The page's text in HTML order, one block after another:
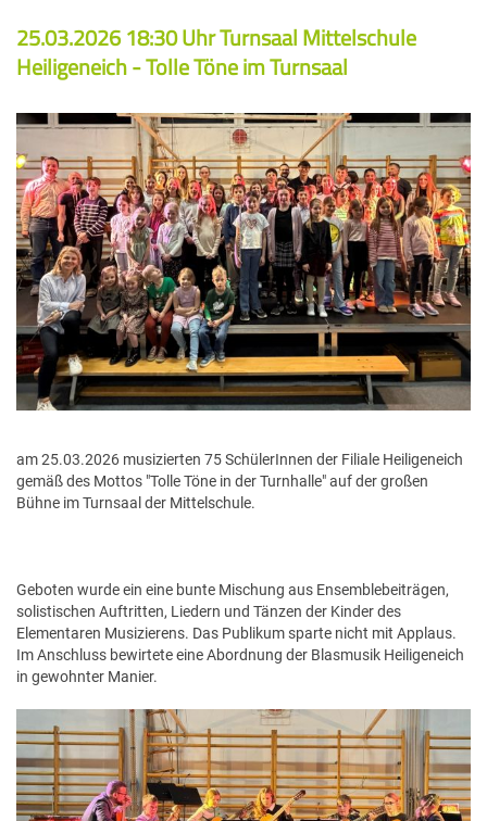
Gratulationen
Verschiedenes
Büro, Tarife, Formulare
Chor & Gesang
Ergänzungsfächer
Lehrerinnen und Lehrer
Elternverein
Reinigung
Filialen
Geschichte
Förderer & Links
Ensembles
Orchester
Bands
Schulkooperationen
25.03.2026 18:30 Uhr Turnsaal Mittelschule
Heiligeneich - Tolle Töne im Turnsaal
am 25.03.2026 musizierten 75 SchülerInnen der Filiale Heiligeneich
gemäß des Mottos "Tolle Töne in der Turnhalle" auf der großen
Bühne im Turnsaal der Mittelschule.
Geboten wurde ein eine bunte Mischung aus Ensemblebeiträgen,
solistischen Auftritten, Liedern und Tänzen der Kinder des
Elementaren Musizierens. Das Publikum sparte nicht mit Applaus.
Im Anschluss bewirtete eine Abordnung der Blasmusik Heiligeneich
in gewohnter Manier.